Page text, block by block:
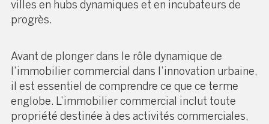
villes en hubs dynamiques et en incubateurs de
progrès.
Avant de plonger dans le rôle dynamique de
l’immobilier commercial dans l’innovation urbaine,
il est essentiel de comprendre ce que ce terme
englobe. L’immobilier commercial inclut toute
propriété destinée à des activités commerciales,